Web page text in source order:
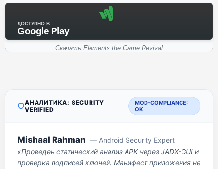
ДОСТУПНО В
Google Play
Скачать Elements the Game Revival
АНАЛИТИКА: SECURITY
VERIFIED
MOD-COMPLIANCE:
OK
Mishaal Rahman — Android Security Expert
«Проведен статический анализ APK через JADX-GUI и
проверка подписей ключей. Манифест приложения не